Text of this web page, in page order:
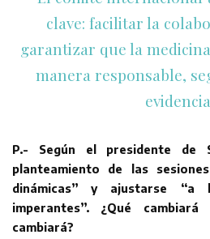
clave: facilitar la
garantizar que la
manera responsable,
P.- Según el presidente de
planteamiento de las
dinámicas” y ajustarse “a
imperantes”. ¿Qué cambiará
cambiará?